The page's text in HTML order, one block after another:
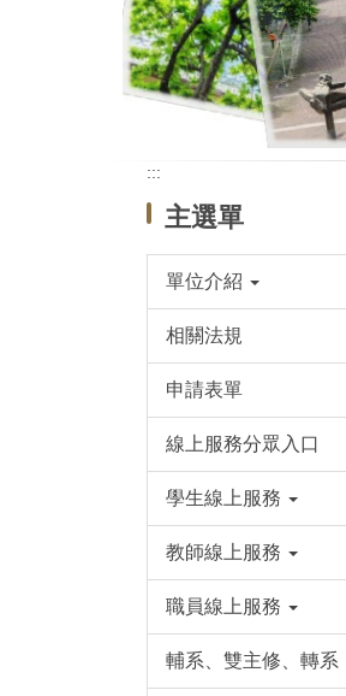
:::
主選單
單位介紹
相關法規
申請表單
線上服務分眾入口
學生線上服務
教師線上服務
職員線上服務
輔系、雙主修、轉系